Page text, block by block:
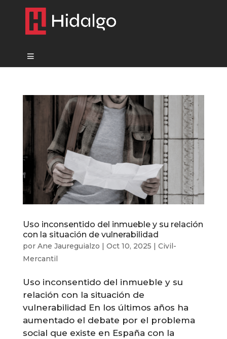
Uso inconsentido del inmueble y su relación
con la situación de vulnerabilidad
por Ane Jaureguialzo | Oct 10, 2025 | Civil-
Mercantil
Uso inconsentido del inmueble y su
relación con la situación de
vulnerabilidad En los últimos años ha
aumentado el debate por el problema
social que existe en España con la